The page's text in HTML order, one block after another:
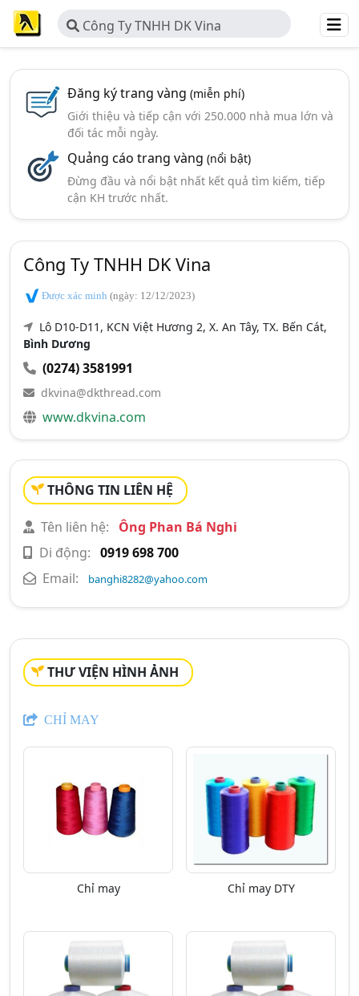
Công Ty TNHH DK Vina
Đăng ký trang vàng (miễn phí)
Giới thiệu và tiếp cận với 250.000 nhà mua lớn và
đối tác mỗi ngày.
Quảng cáo trang vàng (nổi bật)
Đừng đầu và nổi bật nhất kết quả tìm kiếm, tiếp
cận KH trước nhất.
Công Ty TNHH DK Vina
Được xác minh (ngày: 12/12/2023)
Lô D10-D11, KCN Việt Hương 2, X. An Tây, TX. Bến Cát,
Bình Dương
(0274) 3581991
dkvina@dkthread.com
www.dkvina.com
THÔNG TIN LIÊN HỆ
Tên liên hệ:
Ông Phan Bá Nghi
Di động: 0919 698 700
Email:
banghi8282@yahoo.com
THƯ VIỆN HÌNH ẢNH
CHỈ MAY
Chỉ may Chỉ may DTY